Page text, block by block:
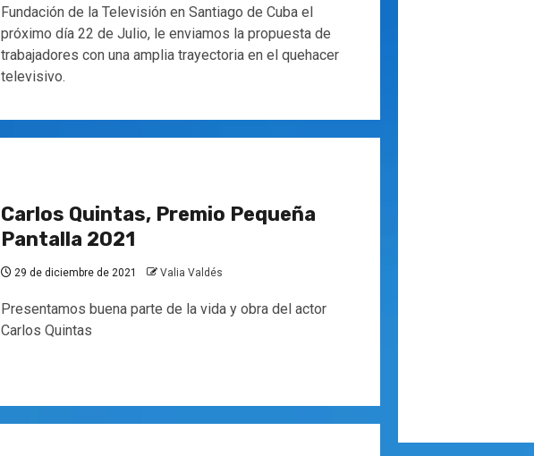
Fundación de la Televisión en Santiago de Cuba el
próximo día 22 de Julio, le enviamos la propuesta de
trabajadores con una amplia trayectoria en el quehacer
televisivo.
Carlos Quintas, Premio Pequeña
Pantalla 2021
29 de diciembre de 2021 Valia Valdés
Presentamos buena parte de la vida y obra del actor
Carlos Quintas